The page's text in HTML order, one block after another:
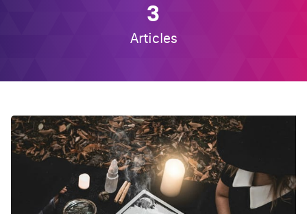
3
Articles